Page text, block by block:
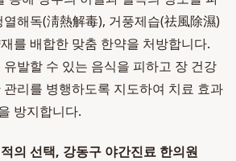
해독(淸熱解毒), 거풍제습(祛風除濕)
를 배합한 맞춤 한약을 처방합니다.
발할 수 있는 음식을 피하고 장 건강
리를 병행하도록 지도하여 치료 효과
방지합니다.
의 선택, 강동구 야간진료 한의원